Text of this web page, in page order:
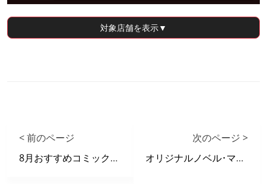
対象店舗を表示▼
< 前のページ
8月おすすめコミックリスト
次のページ >
オリジナルノベル･マンガサービス「peep」